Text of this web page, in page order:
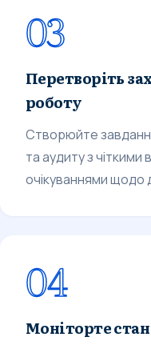
03
Перетворіть
роботу
Створюйте
та аудиту з
очікуваннями щодо
04
Моніторте